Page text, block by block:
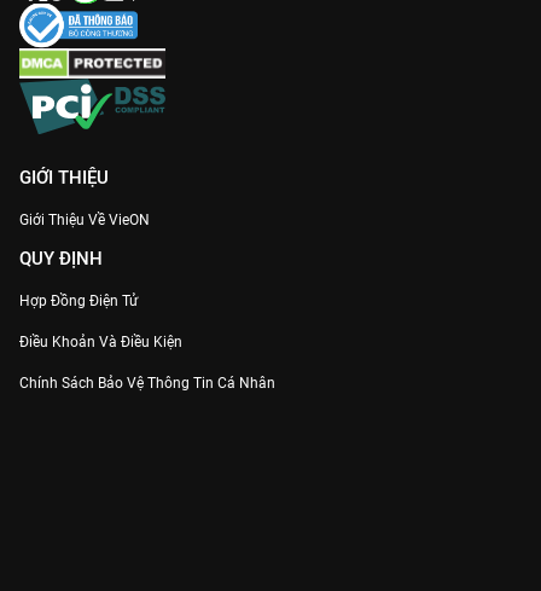
GIỚI THIỆU
Giới Thiệu Về VieON
QUY ĐỊNH
Hợp Đồng Điện Tử
Điều Khoản Và Điều Kiện
Chính Sách Bảo Vệ Thông Tin Cá Nhân